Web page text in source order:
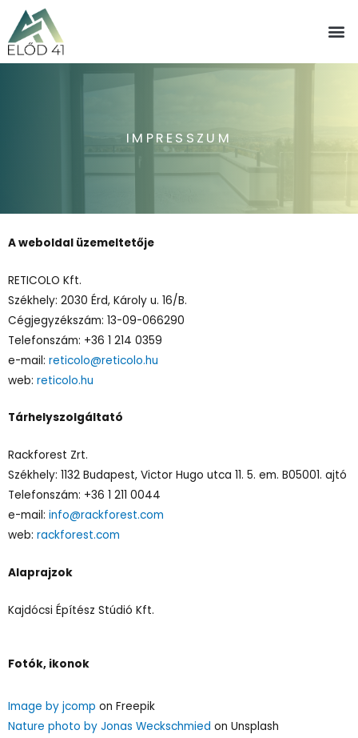
IMPRESSZUM
A weboldal üzemeltetője
RETICOLO Kft.
Székhely: 2030 Érd, Károly u. 16/B.
Cégjegyzékszám: 13-09-066290
Telefonszám: +36 1 214 0359
e-mail: reticolo@reticolo.hu
web: reticolo.hu
Tárhelyszolgáltató
Rackforest Zrt.
Székhely: 1132 Budapest, Victor Hugo utca 11. 5. em. B05001. ajtó
Telefonszám: +36 1 211 0044
e-mail: info@rackforest.com
web: rackforest.com
Alaprajzok
Kajdócsi Építész Stúdió Kft.
Fotók, ikonok
Image by jcomp on Freepik
Nature photo by Jonas Weckschmied on Unsplash